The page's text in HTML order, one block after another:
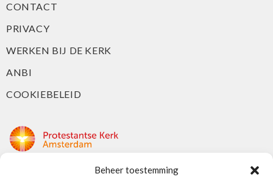
Beheer toestemming
CONTACT
PRIVACY
WERKEN BIJ DE KERK
ANBI
COOKIEBELEID